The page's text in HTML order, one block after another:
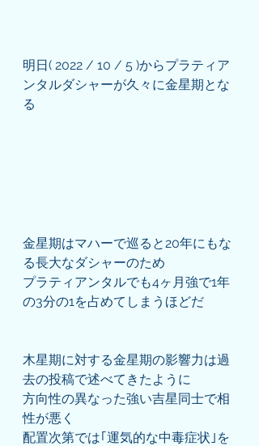
明日( 2022 / 10 / 5 )からプラティア
ンタルダシャーが久々に金星期とな
る
金星期はマハーで巡ると20年にもな
る長大なダシャーのため
プラティアンタルでも4ヶ月強で1年
の3分の1を占めてしまうほどだ
木星期に対する金星期の影響力は過
去の投稿で述べてきたように
方向性の異なった強い吉星同士で相
性が悪く
配置次第では｢運気的な中毒症状｣を